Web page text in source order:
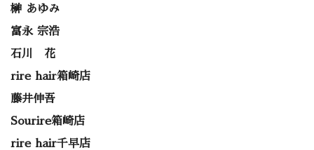
榊 あゆみ
富永 宗浩
石川 花
rire hair箱崎店
藤井伸吾
Sourire箱崎店
rire hair千早店